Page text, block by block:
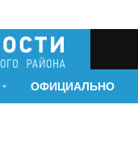
ОФИЦИАЛЬНО